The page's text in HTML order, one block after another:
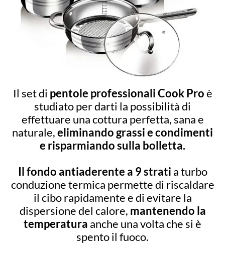
Il set di pentole professionali Cook Proè
studiato per darti la possibilità di
effettuare una cottura perfetta, sana e
naturale,eliminando grassi e condimenti
e risparmiando sulla bolletta.
Il fondo antiaderente a 9 strati a turbo
conduzione termica permette di riscaldare
il cibo rapidamente e di evitare la
dispersione del calore, mantenendo la
temperatura anche una volta che si è
spento il fuoco.